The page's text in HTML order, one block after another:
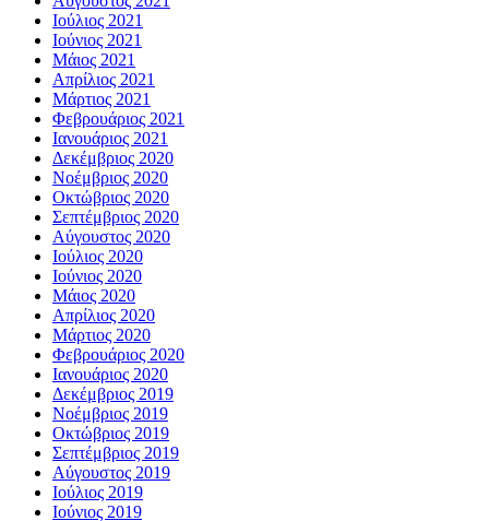
Ιούλιος 2021
Ιούνιος 2021
Μάιος 2021
Απρίλιος 2021
Μάρτιος 2021
Φεβρουάριος 2021
Ιανουάριος 2021
Δεκέμβριος 2020
Νοέμβριος 2020
Οκτώβριος 2020
Σεπτέμβριος 2020
Αύγουστος 2020
Ιούλιος 2020
Ιούνιος 2020
Μάιος 2020
Απρίλιος 2020
Μάρτιος 2020
Φεβρουάριος 2020
Ιανουάριος 2020
Δεκέμβριος 2019
Νοέμβριος 2019
Οκτώβριος 2019
Σεπτέμβριος 2019
Αύγουστος 2019
Ιούλιος 2019
Ιούνιος 2019